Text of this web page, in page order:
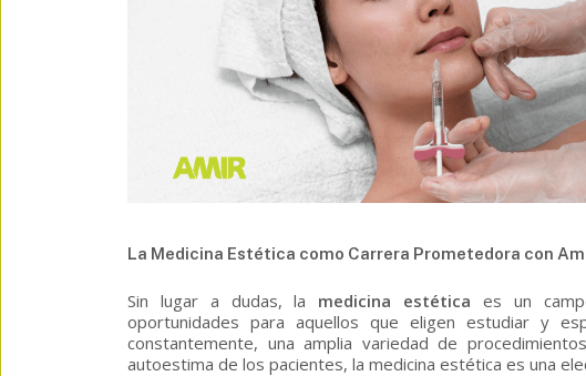
La Medicina Estética como Carrera Prometedora con
Sin lugar a dudas, la medicina estética es un
oportunidades para aquellos que eligen estudiar y
constantemente, una amplia variedad de
autoestima de los pacientes, la medicina estética es una